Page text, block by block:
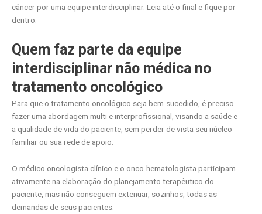
câncer por uma equipe interdisciplinar. Leia até o final e fique por
dentro.
Quem faz parte da equipe
interdisciplinar não médica no
tratamento oncológico
Para que o tratamento oncológico seja bem-sucedido, é preciso
fazer uma abordagem multi e interprofissional, visando a saúde e
a qualidade de vida do paciente, sem perder de vista seu núcleo
familiar ou sua rede de apoio.
O médico oncologista clínico e o onco-hematologista participam
ativamente na elaboração do planejamento terapêutico do
paciente, mas não conseguem extenuar, sozinhos, todas as
demandas de seus pacientes.